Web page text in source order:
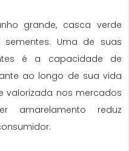
grande, casca verde
Uma de suas
é a capacidade de
ao longo de sua vida
valorizada nos mercados
amarelamento reduz